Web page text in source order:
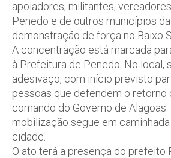
apoiadores, militantes,
Penedo e de outros municípios
demonstração de força no Baixo
A concentração está marcada
à Prefeitura de Penedo. No local,
adesivaço, com início previsto
pessoas que defendem o retorno
comando do Governo de Alagoas.
mobilização segue em
cidade.
O ato terá a presença do prefeito